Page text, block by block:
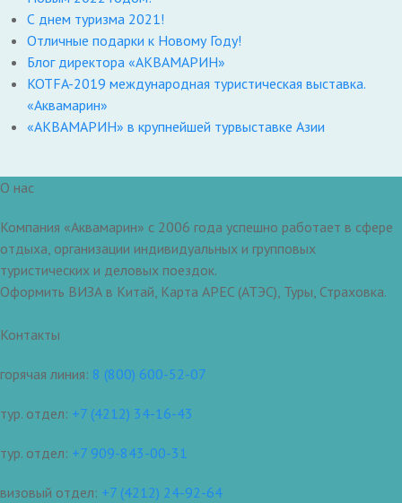
С днем туризма 2021!
Отличные подарки к Новому Году!
Блог директора «АКВАМАРИН»
KOTFA-2019 международная туристическая выставка.
«Аквамарин»
«АКВАМАРИН» в крупнейшей турвыставке Азии
О нас
Компания «Аквамарин» с 2006 года успешно работает в сфере
отдыха, организации индивидуальных и групповых
туристических и деловых поездок.
Оформить ВИЗА в Китай, Карта APEC (АТЭС), Туры, Страховка.
Контакты
горячая линия: 8 (800) 600-52-07
тур. отдел: +7 (4212) 34-16-43
тур. отдел: +7 909-843-00-31
визовый отдел: +7 (4212) 24-92-64